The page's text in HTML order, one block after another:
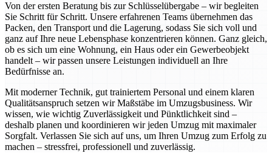
Von der ersten Beratung bis zur Schlüsselübergabe – wir begleiten
Sie Schritt für Schritt. Unsere erfahrenen Teams übernehmen das
Packen, den Transport und die Lagerung, sodass Sie sich voll und
ganz auf Ihre neue Lebensphase konzentrieren können. Ganz gleich,
ob es sich um eine Wohnung, ein Haus oder ein Gewerbeobjekt
handelt – wir passen unsere Leistungen individuell an Ihre
Bedürfnisse an.
Mit moderner Technik, gut trainiertem Personal und einem klaren
Qualitätsanspruch setzen wir Maßstäbe im Umzugsbusiness. Wir
wissen, wie wichtig Zuverlässigkeit und Pünktlichkeit sind –
deshalb planen und koordinieren wir jeden Umzug mit maximaler
Sorgfalt. Verlassen Sie sich auf uns, um Ihren Umzug zum Erfolg zu
machen – stressfrei, professionell und zuverlässig.